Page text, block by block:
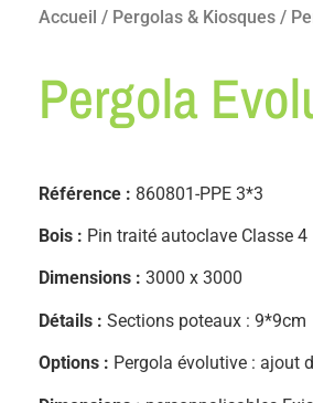
Accueil / Pergolas & Kiosques /
Pergola
Référence : 860801-PPE 3*3
Bois : Pin traité autoclave Classe 4
Dimensions : 3000 x 3000
Détails : Sections poteaux : 9*9cm
Options : Pergola évolutive : ajout